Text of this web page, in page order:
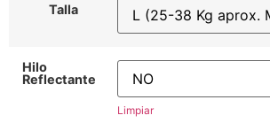
Talla
Hilo
Reflectante
Limpiar